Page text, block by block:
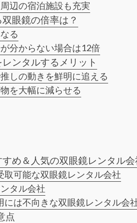
辺の宿泊施設も充実
眼鏡の倍率は？
る
分からない場合は12倍
ンタルするメリット
しの動きを鮮明に追える
を大幅に減らせる
め＆人気の双眼鏡レンタル
取可能な双眼鏡レンタル会社
タル会社
には不向きな双眼鏡レンタル会
点